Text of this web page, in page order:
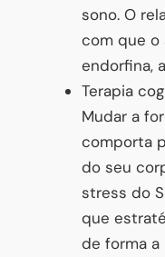
sono. O
com que o
endorfina,
Terapia
Mudar a
comporta
do seu
stress do
que
de forma a